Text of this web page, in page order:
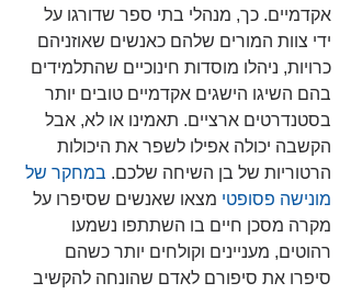
אקדמיים. כך, מנהלי בתי ספר שדורגו על
ידי צוות המורים שלהם כאנשים שאוזניהם
כרויות, ניהלו מוסדות חינוכיים שהתלמידים
בהם השיגו הישגים אקדמיים טובים יותר
בסטנדרטים ארציים. תאמינו או לא, אבל
הקשבה יכולה אפילו לשפר את היכולות
הרטוריות של בן השיחה שלכם. במחקר של
מונישה פסופטי מצאו שאנשים שסיפרו על
מקרה מסכן חיים בו השתתפו נשמעו
רהוטים, מעניינים וקולחים יותר כשהם
סיפרו את סיפורם לאדם שהונחה להקשיב